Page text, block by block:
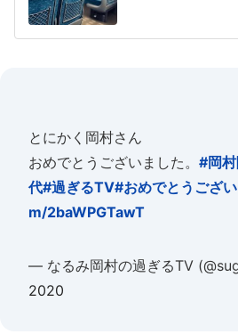
とにかく岡村さん
おめでとうございました。 #岡
代#過ぎるTV#おめでとうござ
m/2baWPGTawT
— なるみ岡村の過ぎるTV
2020